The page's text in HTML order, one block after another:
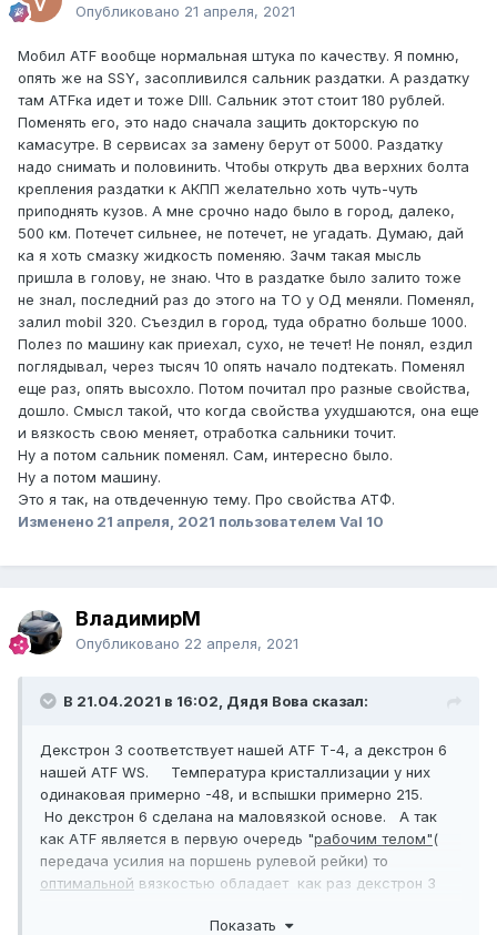
Опубликовано 21 апреля, 2021
Мобил ATF вообще нормальная штука по качеству. Я помню,
опять же на SSY, засопливился сальник раздатки. А раздатку
там ATFка идет и тоже DIII. Сальник этот стоит 180 рублей.
Поменять его, это надо сначала защить докторскую по
камасутре. В сервисах за замену берут от 5000. Раздатку
надо снимать и половинить. Чтобы откруть два верхних болта
крепления раздатки к АКПП желательно хоть чуть-чуть
приподнять кузов. А мне срочно надо было в город, далеко,
500 км. Потечет сильнее, не потечет, не угадать. Думаю, дай
ка я хоть смазку жидкость поменяю. Зачм такая мысль
пришла в голову, не знаю. Что в раздатке было залито тоже
не знал, последний раз до этого на ТО у ОД меняли. Поменял,
залил mobil 320. Съездил в город, туда обратно больше 1000.
Полез по машину как приехал, сухо, не течет! Не понял, ездил
поглядывал, через тысяч 10 опять начало подтекать. Поменял
еще раз, опять высохло. Потом почитал про разные свойства,
дошло. Смысл такой, что когда свойства ухудшаются, она еще
и вязкость свою меняет, отработка сальники точит.
Ну а потом сальник поменял. Сам, интересно было.
Ну а потом машину.
Это я так, на отвдеченную тему. Про свойства АТФ.
Изменено 21 апреля, 2021 пользователем Val 10
ВладимирМ
Опубликовано 22 апреля, 2021
В 21.04.2021 в 16:02, Дядя Вова сказал:
Декстрон 3 соответствует нашей ATF Т-4, а декстрон 6
нашей ATF WS. Температура кристаллизации у них
одинаковая примерно -48, и вспышки примерно 215.
Но декстрон 6 сделана на маловязкой основе. А так
как АTF является в первую очередь "рабочим телом"(
передача усилия на поршень рулевой рейки) то
оптимальной вязкостью обладает как раз декстрон 3
Показать